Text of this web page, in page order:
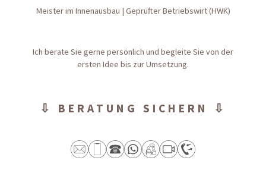
Meister im Innenausbau | Geprüfter Betriebswirt (HWK)
Ich berate Sie gerne persönlich und begleite Sie von der
ersten Idee bis zur Umsetzung.
⇩ BERATUNG SICHERN ⇩